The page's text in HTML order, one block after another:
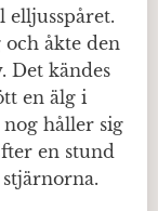
och åkte den
Det kändes
en älg i
håller sig
en stund